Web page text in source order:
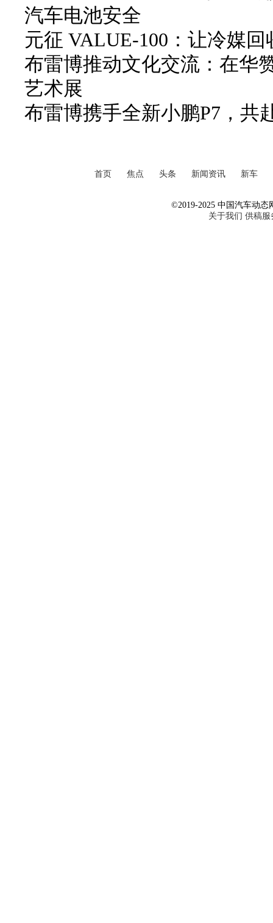
汽车电池安全
元征 VALUE-100：让冷媒
布雷博推动文化交流：在华
艺术展
布雷博携手全新小鹏P7，共
首页 焦点 头条 新闻资讯 新车
©2019-2025 中国汽车动态
关于我们 供稿服